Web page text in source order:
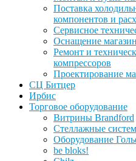
Поставка
компонентов и
Сервисное
Оснащение
Ремонт и
компрессоров
Проектирование
СЦ Битцер
Ирбис
Торговое оборудование
Витрины Brandford
Стеллажные
Оборудование
be bloks!